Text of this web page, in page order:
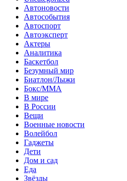
Автоновости
Автособытия
Автоспорт
Автоэксперт
Актеры
Аналитика
Баскетбол
Безумный мир
Биатлон/Лыжи
Бокс/MMA
В мире
В России
Вещи
Военные новости
Волейбол
Гаджеты
Дети
Дом и сад
Еда
Звёзды